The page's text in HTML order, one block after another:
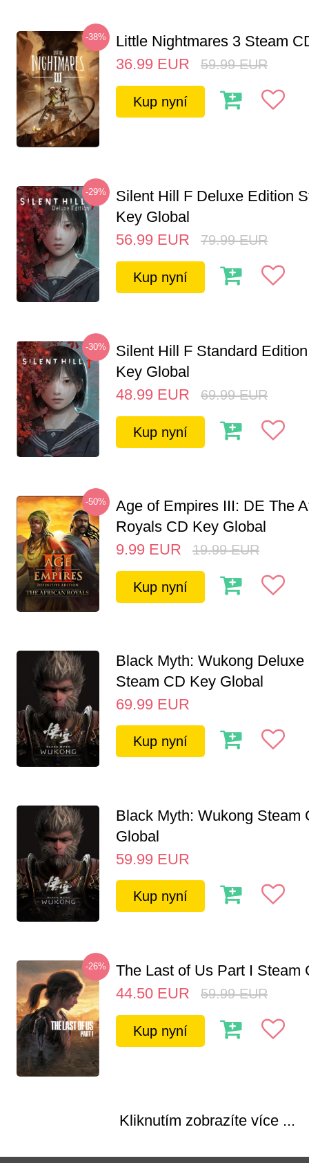
-38%
Little Nightmares 3 Steam
36.99 EUR 59.99 EUR
Kup nyní
-29%
Silent Hill F Deluxe Edition
Key Global
56.99 EUR 79.99 EUR
Kup nyní
-30%
Silent Hill F Standard
Key Global
48.99 EUR 69.99 EUR
Kup nyní
-50%
Age of Empires III: DE The
Royals CD Key Global
9.99 EUR 19.99 EUR
Kup nyní
Black Myth: Wukong Deluxe
Steam CD Key Global
69.99 EUR
Kup nyní
Black Myth: Wukong Steam
Global
59.99 EUR
Kup nyní
-26%
The Last of Us Part I Steam
44.50 EUR 59.99 EUR
Kup nyní
Kliknutím zobrazíte více ...